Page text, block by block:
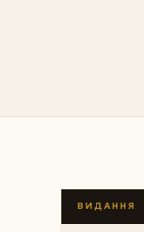
ВИДАННЯ